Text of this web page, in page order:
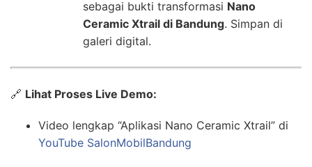
sebagai bukti transformasi Nano
Ceramic Xtrail di Bandung. Simpan di
galeri digital.
🔗 Lihat Proses Live Demo:
Video lengkap “Aplikasi Nano Ceramic Xtrail” di
YouTube SalonMobilBandung